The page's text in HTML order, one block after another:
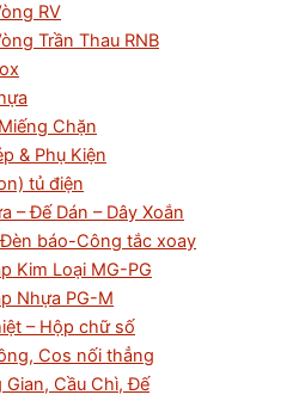
RV
Trần Thau RNB
Chặn
& Phụ Kiện
tủ điện
– Đế Dán – Dây Xoắn
báo-Công tắc xoay
Kim Loại MG-PG
Nhựa PG-M
– Hộp chữ số
Cos nối thẳng
Gian, Cầu Chì, Đế